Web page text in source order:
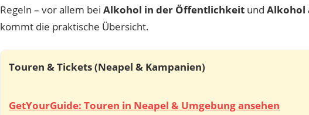
Regeln – vor allem bei Alkohol in der Öffentlichkeit und Alkohol
kommt die praktische Übersicht.
Touren & Tickets (Neapel & Kampanien)
GetYourGuide: Touren in Neapel & Umgebung ansehen